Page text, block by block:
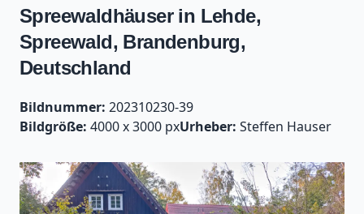
Spreewaldhäuser in Lehde,
Spreewald, Brandenburg,
Deutschland
Bildnummer: 202310230-39
Bildgröße: 4000 x 3000 pxUrheber: Steffen Hauser